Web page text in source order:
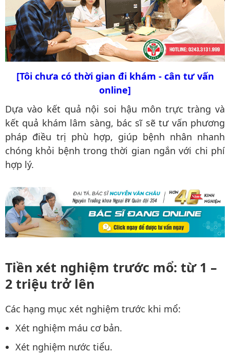
[Tôi chưa có thời gian đi khám - cân tư vấn
online]
Dựa vào kết quả nội soi hậu môn trực tràng và
kết quả khám lâm sàng, bác sĩ sẽ tư vấn phương
pháp điều trị phù hợp, giúp bệnh nhân nhanh
chóng khỏi bệnh trong thời gian ngắn với chi phí
hợp lý.
Tiền xét nghiệm trước mổ: từ 1 –
2 triệu trở lên
Các hạng mục xét nghiệm trước khi mổ:
Xét nghiệm máu cơ bản.
Xét nghiệm nước tiểu.